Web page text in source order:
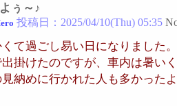
ぅ～♪
投稿日： 2025/04/10(Thu) 05:35
て過ごし易い日になりました。
掛けたのですが、車内は暑い
納めに行かれた人も多かった